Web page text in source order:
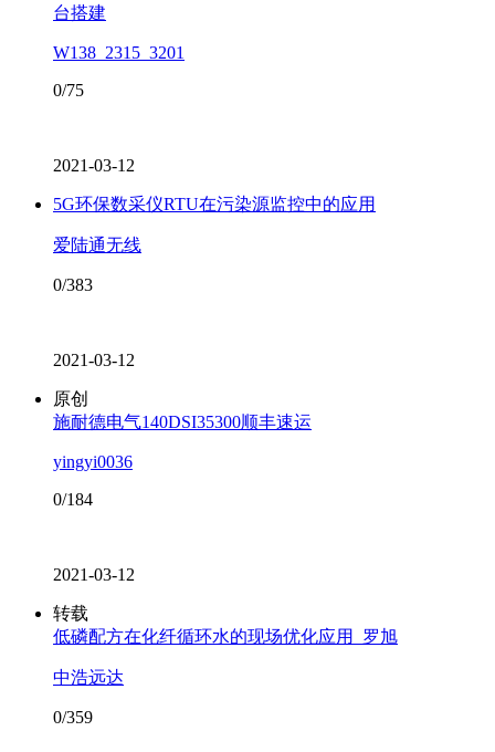
台搭建
W138_2315_3201
0/75
2021-03-12
5G环保数采仪RTU在污染源监控中的应用
爱陆通无线
0/383
2021-03-12
原创
施耐德电气140DSI35300顺丰速运
yingyi0036
0/184
2021-03-12
转载
低磷配方在化纤循环水的现场优化应用_罗旭
中浩远达
0/359